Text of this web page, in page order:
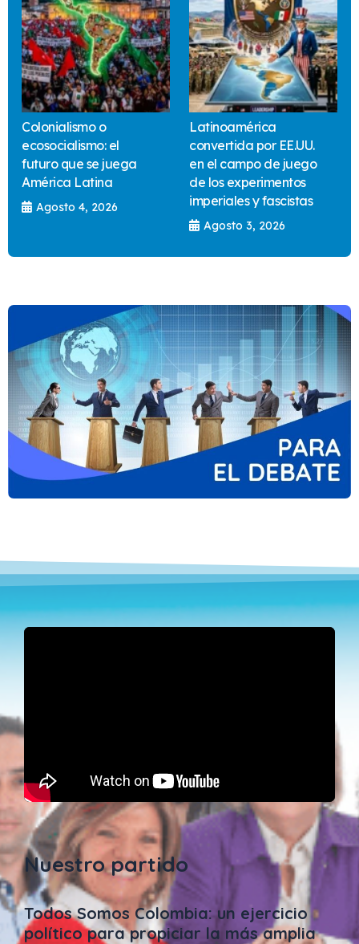
Colonialismo o
ecosocialismo: el
futuro que se juega
América Latina
Agosto 4, 2026
Latinoamérica
convertida por EE.UU.
en el campo de juego
de los experimentos
imperiales y fascistas
Agosto 3, 2026
Nuestro partido
Todos Somos Colombia: un ejercicio
político para propiciar la más amplia